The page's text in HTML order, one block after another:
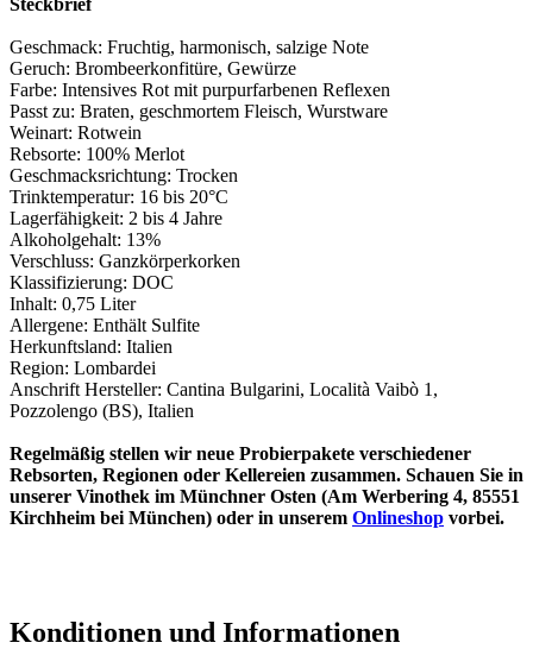
Geschmack: Fruchtig, harmonisch, salzige Note
Geruch: Brombeerkonfitüre, Gewürze
Farbe: Intensives Rot mit purpurfarbenen Reflexen
Passt zu: Braten, geschmortem Fleisch, Wurstware
Weinart: Rotwein
Rebsorte: 100% Merlot
Geschmacksrichtung: Trocken
Trinktemperatur: 16 bis 20°C
Lagerfähigkeit: 2 bis 4 Jahre
Alkoholgehalt: 13%
Verschluss: Ganzkörperkorken
Klassifizierung: DOC
Inhalt: 0,75 Liter
Allergene: Enthält Sulfite
Herkunftsland: Italien
Region: Lombardei
Anschrift Hersteller: Cantina Bulgarini, Località Vaibò 1,
Pozzolengo (BS), Italien
Regelmäßig stellen wir neue Probierpakete verschiedener
Rebsorten, Regionen oder Kellereien zusammen. Schauen Sie in
unserer Vinothek im Münchner Osten (Am Werbering 4, 85551
Kirchheim bei München) oder in unserem Onlineshop vorbei.
Konditionen und Informationen